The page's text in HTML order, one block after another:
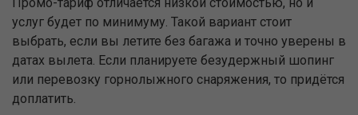
услуг будет по минимуму. Такой вариант стоит
выбрать, если вы летите без багажа и точно уверены в
датах вылета. Если планируете безудержный шопинг
или перевозку горнолыжного снаряжения, то придётся
доплатить.